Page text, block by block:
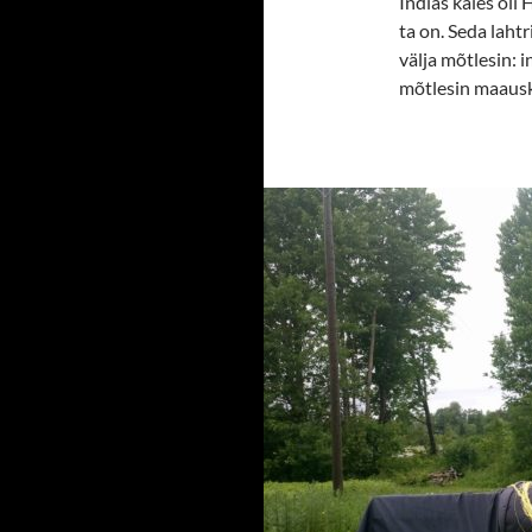
ta on. Seda
välja mõtlesin:
mõtlesin